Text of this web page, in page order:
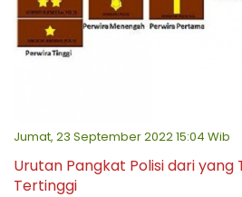
Jumat, 23 September 2022 15:04 Wib
Urutan Pangkat Polisi dari yang
Tertinggi